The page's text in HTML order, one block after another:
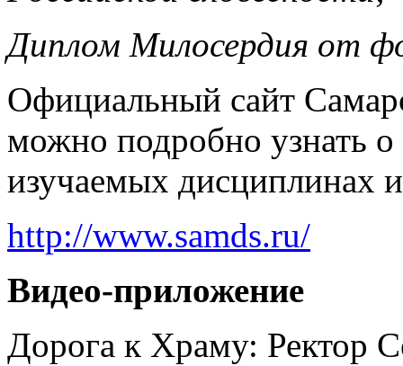
Диплом Милосердия от
Официальный сайт
можно подробно узнать о
изучаемых дисциплинах
http://www.samds.ru/
Видео-приложение
Дорога к Храму: Ректор